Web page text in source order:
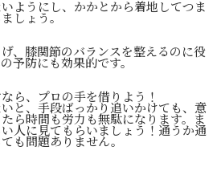
ようにし、かかとから着地してつま
しょう。
、膝関節のバランスを整えるのに役
予防にも効果的です。
ら、プロの手を借りよう！
と、手段ばっかり追いかけても、意
ら時間も労力も無駄になります。ま
人に見てもらいましょう！通うか通
も問題ありません。